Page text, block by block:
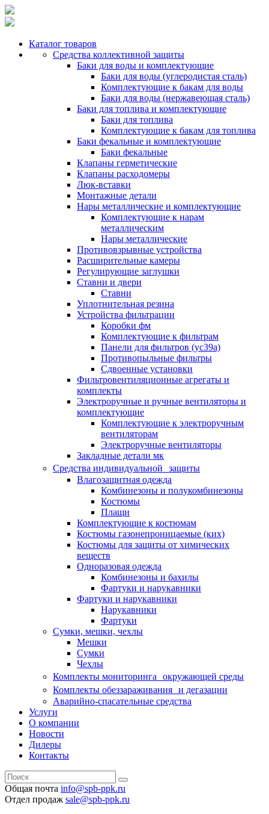
Каталог товаров
Средства коллективной защиты
Баки для воды и комплектующие
Баки для воды (углеродистая сталь)
Комплектующие к бакам для воды
Баки для воды (нержавеющая сталь)
Баки для топлива и комплектующие
Баки для топлива
Комплектующие к бакам для топлива
Баки фекальные и комплектующие
Баки фекальные
Клапаны герметические
Клапаны расходомеры
Люк-вставки
Монтажные детали
Нары металлические и комплектующие
Комплектующие к нарам
металлическим
Нары металлические
Противовзрывные устройства
Расширительные камеры
Регулирующие заглушки
Ставни и двери
Ставни
Уплотнительная резина
Устройства фильтрации
Коробки фм
Комплектующие к фильтрам
Панели для фильтров (ус39а)
Противопыльные фильтры
Сдвоенные установки
Фильтровентиляционные агрегаты и
комплекты
Электроручные и ручные вентиляторы и
комплектующие
Комплектующие к электроручным
вентиляторам
Электроручные вентиляторы
Закладные детали мк
Средства индивидуальной защиты
Влагозащитная одежда
Комбинезоны и полукомбинезоны
Костюмы
Плащи
Комплектующие к костюмам
Костюмы газонепроницаемые (ких)
Костюмы для защиты от химических
веществ
Одноразовая одежда
Комбинезоны и бахилы
Фартуки и нарукавники
Фартуки и нарукавники
Нарукавники
Фартуки
Сумки, мешки, чехлы
Мешки
Сумки
Чехлы
Комплекты мониторинга окружающей среды
Комплекты обеззараживания и дегазации
Аварийно-спасательные средства
Услуги
О компании
Новости
Дилеры
Контакты
Общая почта info@spb-ppk.ru
Отдел продаж sale@spb-ppk.ru